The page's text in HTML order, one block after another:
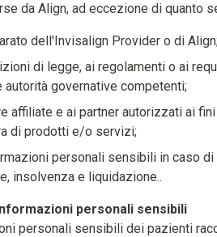
da Align, ad eccezione di quanto
dell'Invisalign Provider o di
di legge, ai regolamenti o ai
governative competenti;
affiliate e ai partner autorizzati ai
di prodotti e/o servizi;
personali sensibili in caso di
insolvenza e liquidazione..
personali sensibili
personali sensibili dei pazienti